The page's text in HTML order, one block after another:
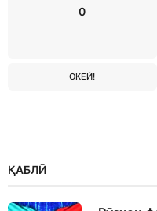
0
ОКЕЙ!
ҚАБЛӢ